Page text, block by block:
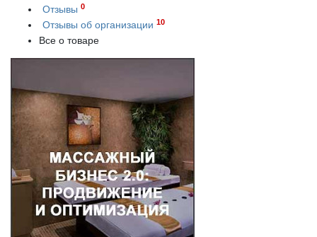
Отзывы 0
Отзывы об организации 10
Все о товаре